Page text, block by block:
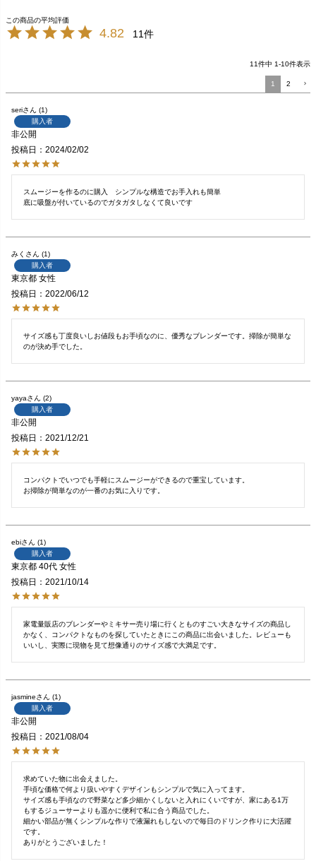
4.82 11
11件中 1-10件表示
1 2
seri
1
購入者
非公開
投稿日
2024/02/02
スムージーを作るのに購入　シンプルな構造でお手入れも簡単
底に吸盤が付いているのでガタガタしなくて良いです
みく
1
購入者
東京都 女性
投稿日
2022/06/12
サイズ感も丁度良いしお値段もお手頃なのに、優秀なブレンダーです。掃除が簡単な
のが決め手でした。
yaya
2
購入者
非公開
投稿日
2021/12/21
コンパクトでいつでも手軽にスムージーができるので重宝しています。
お掃除が簡単なのが一番のお気に入りです。
ebi
1
購入者
東京都 40代 女性
投稿日
2021/10/14
家電量販店のブレンダーやミキサー売り場に行くとものすごい大きなサイズの商品し
かなく、コンパクトなものを探していたときにこの商品に出会いました。レビューも
いいし、実際に現物を見て想像通りのサイズ感で大満足です。
jasmine
1
購入者
非公開
投稿日
2021/08/04
求めていた物に出会えました。
手頃な価格で何より扱いやすくデザインもシンプルで気に入ってます。
サイズ感も手頃なので野菜など多少細かくしないと入れにくいですが、家にある1万
もするジューサーよりも遥かに便利で私に合う商品でした。
細かい部品が無くシンプルな作りで液漏れもしないので毎日のドリンク作りに大活躍
です。
ありがとうございました！